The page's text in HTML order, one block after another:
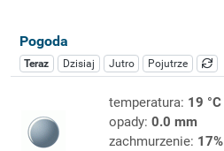
Pogoda
Teraz Dzisiaj Jutro Pojutrze
temperatura: 19 °C
opady: 0.0 mm
zachmurzenie: 17%